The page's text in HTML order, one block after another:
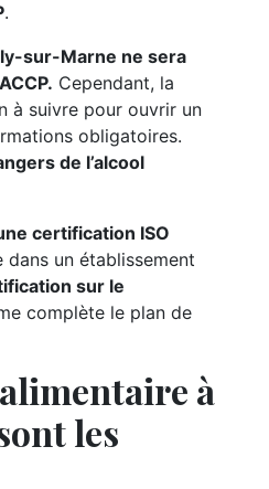
.
sur-Marne ne sera
Cependant, la
à suivre pour ouvrir un
obligatoires.
de l’alcool
certification ISO
dans un établissement
sur le
complète le plan de
à
les